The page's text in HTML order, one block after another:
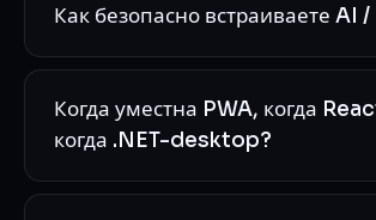
Как безопасно встраиваете AI
Когда уместна PWA, когда
когда .NET-desktop?